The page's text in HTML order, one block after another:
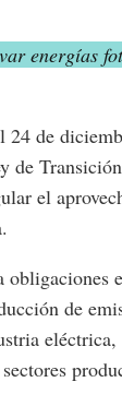
energías
24 de
de
el
de
eléctrica,